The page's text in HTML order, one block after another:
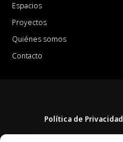
Espacios
Proyectos
Quiénes somos
Contacto
Política de Privacidad